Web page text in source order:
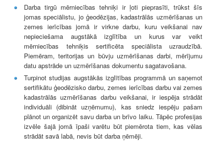
Darba tirgū mērniecības tehniķi ir ļoti pieprasīti, trūkst šīs
jomas speciālistu, jo ģeodēzijas, kadastrālās uzmērīšanas un
zemes ierīcības jomā ir virkne darbu, kuru veikšanai nav
nepieciešama augstākā izglītība un kurus var veikt
mērniecības tehniķis sertificēta speciālista uzraudzībā.
Piemēram, teritorijas un būvju uzmērīšanas darbi, mērījumu
datu apstrāde un uzmērīšanas dokumentu sagatavošana.
Turpinot studijas augstākās izglītības programmā un saņemot
sertifikātu ģeodēzisko darbu, zemes ierīcības darbu vai zemes
kadastrālās uzmērīšanas darbu veikšanai, ir iespēja strādāt
individuāli (dibināt uzņēmumu), kas sniedz iespēju pašam
plānot un organizēt savu darba un brīvo laiku. Tāpēc profesijas
izvēle šajā jomā īpaši varētu būt piemērota tiem, kas vēlas
strādāt savā labā, nevis būt darba ņēmēji.